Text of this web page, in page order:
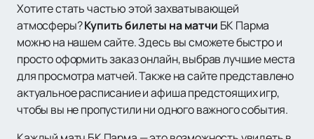
Хотите стать частью этой захватывающей
атмосферы?Купить билеты на матчи БК Парма
можно на нашем сайте. Здесь вы сможете быстро и
просто оформить заказ онлайн, выбрав лучшие места
для просмотра матчей. Также на сайте представлено
актуальное расписание и афиша предстоящих игр,
чтобы вы не пропустили ни одного важного события.